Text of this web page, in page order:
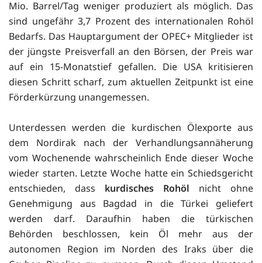
Mio. Barrel/Tag weniger produziert als möglich. Das
sind ungefähr 3,7 Prozent des internationalen Rohöl
Bedarfs. Das Hauptargument der OPEC+ Mitglieder ist
der jüngste Preisverfall an den Börsen, der Preis war
auf ein 15-Monatstief gefallen. Die USA kritisieren
diesen Schritt scharf, zum aktuellen Zeitpunkt ist eine
Förderkürzung unangemessen.
Unterdessen werden die kurdischen Ölexporte aus
dem Nordirak nach der Verhandlungsannäherung
vom Wochenende wahrscheinlich Ende dieser Woche
wieder starten. Letzte Woche hatte ein Schiedsgericht
entschieden, dass kurdisches Rohöl nicht ohne
Genehmigung aus Bagdad in die Türkei geliefert
werden darf. Daraufhin haben die türkischen
Behörden beschlossen, kein Öl mehr aus der
autonomen Region im Norden des Iraks über die